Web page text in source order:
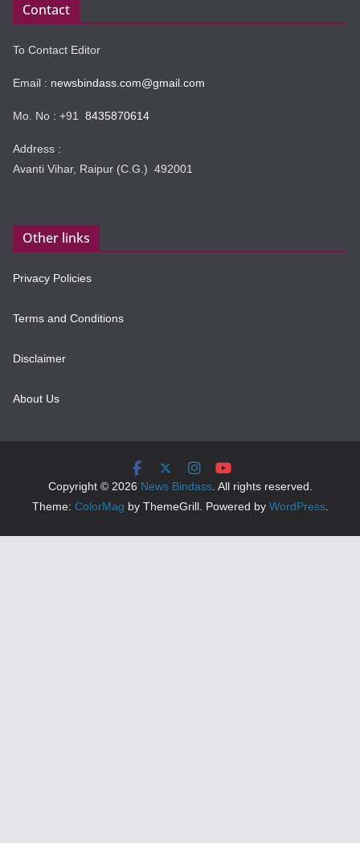
Contact
To Contact Editor
Email : newsbindass.com@gmail.com
Mo. No : +91 8435870614
Address :
Avanti Vihar, Raipur (C.G.) 492001
Other links
Privacy Policies
Terms and Conditions
Disclaimer
About Us
Copyright © 2026 News Bindass. All rights reserved.
Theme: ColorMag by ThemeGrill. Powered by WordPress.